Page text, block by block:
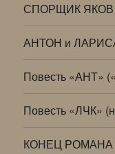
СПОРЩИК ЯКОВ
АНТОН и ЛАРИСА
Повесть «АНТ»
Повесть «ЛЧК»
КОНЕЦ РОМАНА